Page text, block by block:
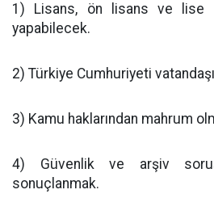
1) Lisans, ön lisans ve lise
yapabilecek.
2) Türkiye Cumhuriyeti
3) Kamu haklarından mahrum
4) Güvenlik ve arşiv
sonuçlanmak.